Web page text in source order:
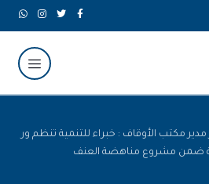
مكتب الأوقاف : خبراء للتنمية تنظم ور
ضمن مشروع مناهضة العنف